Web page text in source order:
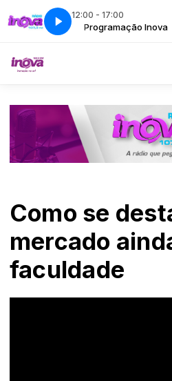
12:00 - 17:00
Programação Inova
Como se
mercado
faculdade